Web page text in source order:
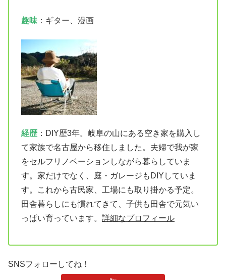
趣味 ：ギター、漫画
経歴 ：DIY歴3年。岐阜の山にある空き家を購入し
て家族で名古屋から移住しました。夫婦で我が家
をセルフリノベーションしながら暮らしていま
す。家だけでなく、庭・ガレージもDIYしていま
す。これから古民家、工場にも取り掛かる予定。
田舎暮らしにも慣れてきて、子供も田舎で元気い
っぱい育っています。 詳細なプロフィール
SNSフォローしてね！